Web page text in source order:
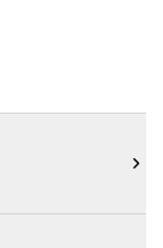
